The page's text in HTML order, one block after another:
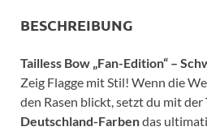
BESCHREIBUNG
Tailless Bow „Fan-Edition“ –
Zeig Flagge mit Stil! Wenn die
den Rasen blickt, setzt du mit der
Deutschland-Farbendas